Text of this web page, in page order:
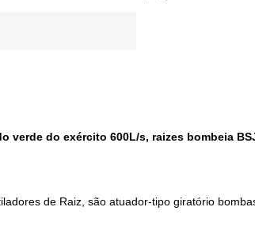
verde do exército 600L/s, raizes bombeia
de Raiz, são atuador-tipo giratório